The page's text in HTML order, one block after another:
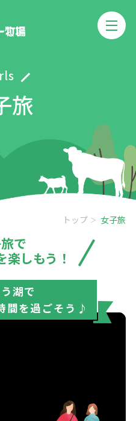
旅
トップ 女子旅
で
楽しもう！
湖で
間を過ごそう♪